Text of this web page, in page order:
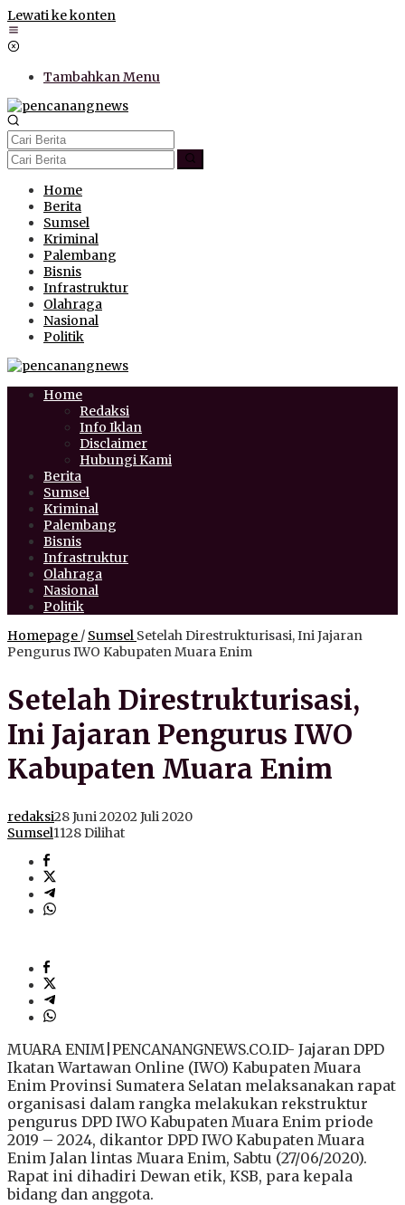
Lewati ke konten
Tambahkan Menu
Home
Berita
Sumsel
Kriminal
Palembang
Bisnis
Infrastruktur
Olahraga
Nasional
Politik
Home
Redaksi
Info Iklan
Disclaimer
Hubungi Kami
Berita
Sumsel
Kriminal
Palembang
Bisnis
Infrastruktur
Olahraga
Nasional
Politik
Homepage / Sumsel Setelah Direstrukturisasi, Ini Jajaran
Pengurus IWO Kabupaten Muara Enim
Setelah Direstrukturisasi,
Ini Jajaran Pengurus IWO
Kabupaten Muara Enim
redaksi28 Juni 20202 Juli 2020
Sumsel1128 Dilihat
MUARA ENIM|PENCANANGNEWS.CO.ID- Jajaran DPD
Ikatan Wartawan Online (IWO) Kabupaten Muara
Enim Provinsi Sumatera Selatan melaksanakan rapat
organisasi dalam rangka melakukan rekstruktur
pengurus DPD IWO Kabupaten Muara Enim priode
2019 – 2024, dikantor DPD IWO Kabupaten Muara
Enim Jalan lintas Muara Enim, Sabtu (27/06/2020).
Rapat ini dihadiri Dewan etik, KSB, para kepala
bidang dan anggota.